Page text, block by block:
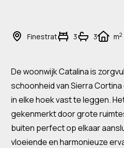
Finestrat 3 3 m2
De woonwijk Catalina is
schoonheid van Sierra
in elke hoek vast te leggen.
gekenmerkt door grote
buiten perfect op elkaar
vloeiende en harmonieuze